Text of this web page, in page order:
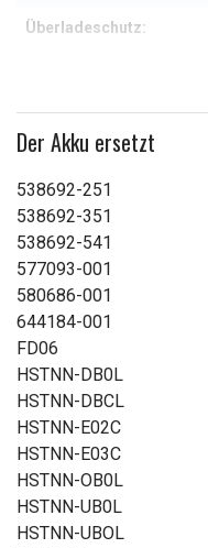
Überladeschutz:
Kapazität:
Der Akku ersetzt
538692-251
538692-351
538692-541
577093-001
580686-001
644184-001
FD06
HSTNN-DB0L
HSTNN-DBCL
HSTNN-E02C
HSTNN-E03C
HSTNN-OB0L
HSTNN-UB0L
HSTNN-UBOL